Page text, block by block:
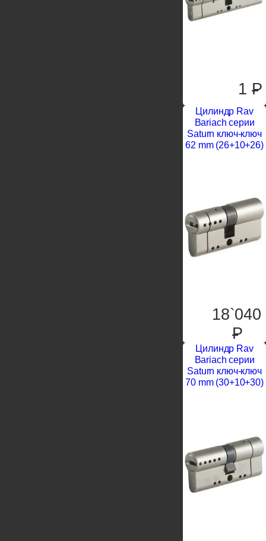
1P
Цилиндр Rav
Bariach серии
Saturn ключ-ключ
62 mm (26+10+26)
18`040
P
Цилиндр Rav
Bariach серии
Saturn ключ-ключ
70 mm (30+10+30)